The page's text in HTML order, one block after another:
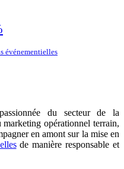
événementielles
du secteur de la
opérationnel terrain,
en amont sur la mise en
de manière responsable et